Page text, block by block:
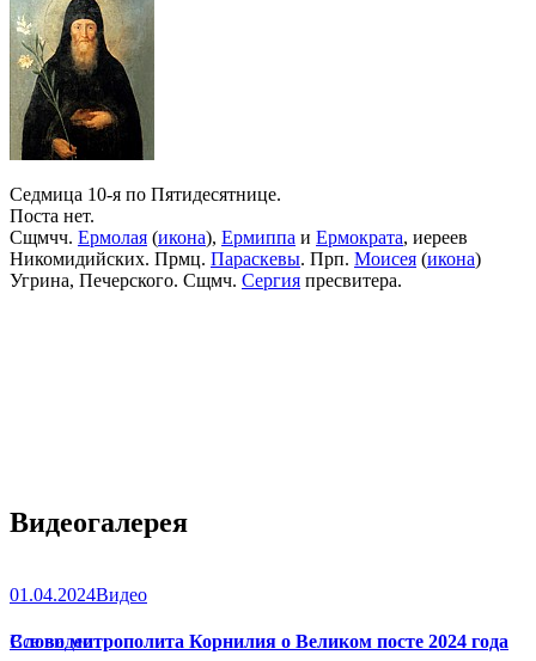
Седмица 10-я по Пятидесятнице.
Поста нет.
Сщмчч. Ермолая (икона), Ермиппа и Ермократа, иереев
Никомидийских. Прмц. Параскевы. Прп. Моисея (икона)
Угрина, Печерского. Сщмч. Сергия пресвитера.
Видеогалерея
01.04.2024Видео
Слово митрополита Корнилия о Великом посте 2024 года
Все видео